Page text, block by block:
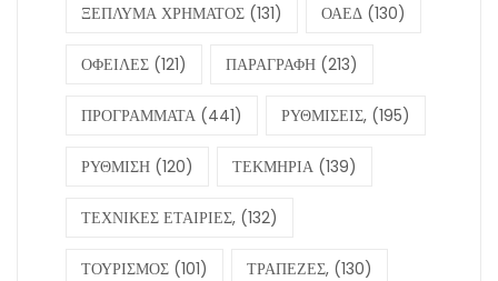
ΞΕΠΛΥΜΑ ΧΡΗΜΑΤΟΣ (131) ΟΑΕΔ (130)
ΟΦΕΙΛΕΣ (121) ΠΑΡΑΓΡΑΦΗ (213)
ΠΡΟΓΡΑΜΜΑΤΑ (441) ΡΥΘΜΙΣΕΙΣ, (195)
ΡΥΘΜΙΣΗ (120) ΤΕΚΜΗΡΙΑ (139)
ΤΕΧΝΙΚΕΣ ΕΤΑΙΡΙΕΣ, (132)
ΤΟΥΡΙΣΜΟΣ (101) ΤΡΑΠΕΖΕΣ, (130)